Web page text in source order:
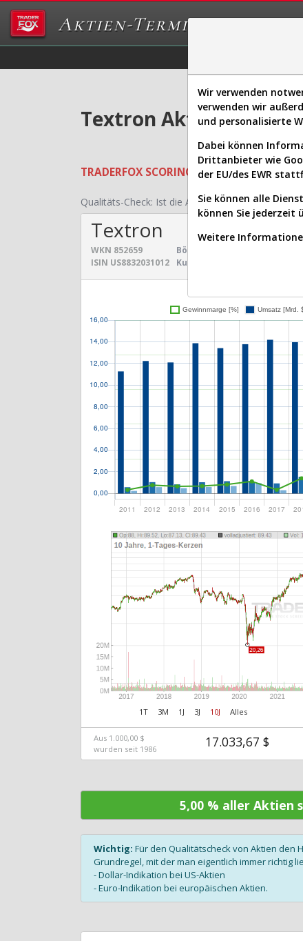
Aktien-Terminal
Textron Aktie:
TRADERFOX SCORING SYSTEMS:
Qualitäts-Check: Ist die Aktie zum Investieren
Textron
WKN 852659
ISIN US8832031012
Börsenwert:
Kurs:
1T 3M 1J 3J 10J Alles
Aus 1.000,00 $
wurden seit 1986
17.033,67 $
5,00 % aller Aktien
Wichtig: Für den Qualitätscheck von Aktien den
Grundregel, mit der man eigentlich immer richtig
- Dollar-Indikation bei US-Aktien
- Euro-Indikation bei europäischen Aktien.
Wir verwenden
verwenden wir
und personalisierte
Dabei können
Drittanbieter wie
der EU/des EWR
Sie können alle
können Sie jederzeit
Weitere